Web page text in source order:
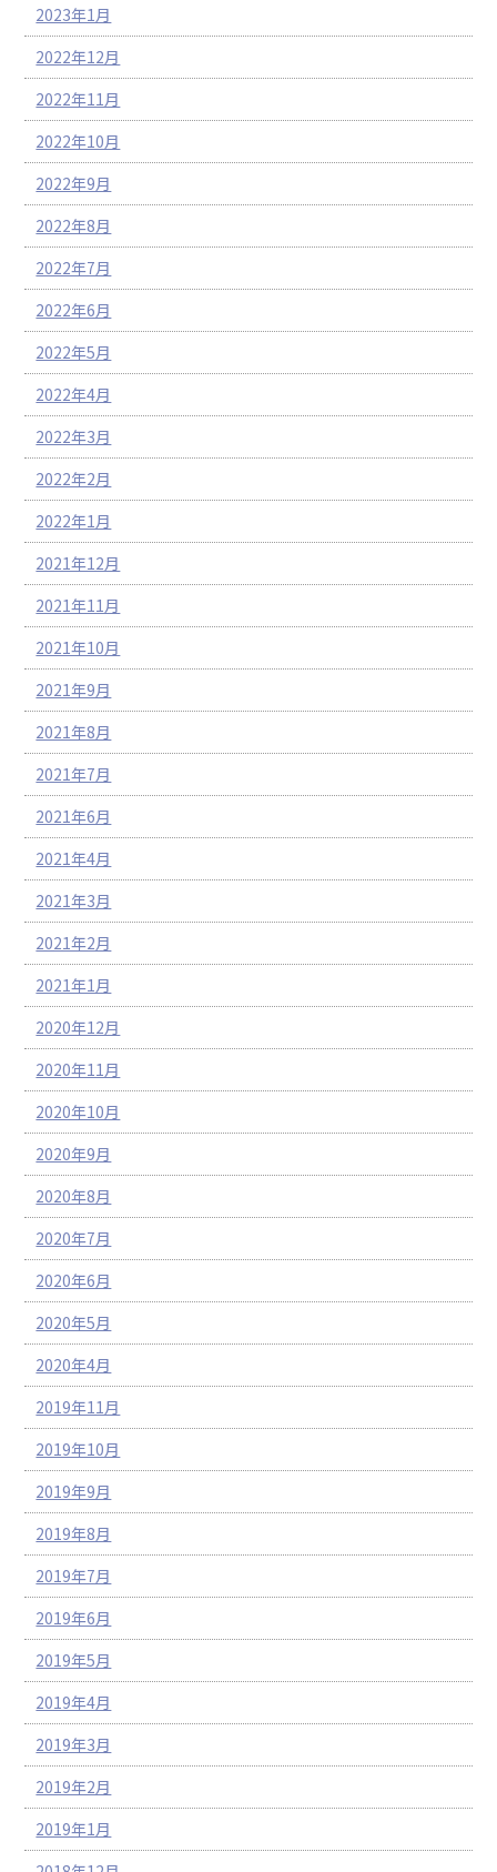
2023年1月
2022年12月
2022年11月
2022年10月
2022年9月
2022年8月
2022年7月
2022年6月
2022年5月
2022年4月
2022年3月
2022年2月
2022年1月
2021年12月
2021年11月
2021年10月
2021年9月
2021年8月
2021年7月
2021年6月
2021年4月
2021年3月
2021年2月
2021年1月
2020年12月
2020年11月
2020年10月
2020年9月
2020年8月
2020年7月
2020年6月
2020年5月
2020年4月
2019年11月
2019年10月
2019年9月
2019年8月
2019年7月
2019年6月
2019年5月
2019年4月
2019年3月
2019年2月
2019年1月